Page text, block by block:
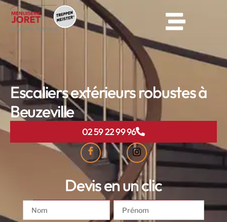
Escaliers extérieurs robustes à
Beuzeville
02 59 22 99 96
Devis en un clic